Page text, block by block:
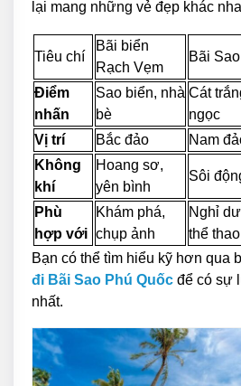
lại mang những vẻ đẹp khác
Tiêu chí
Bãi biển
Rạch Vẹm
Bãi Sao
Điểm
nhấn
Sao biển, nhà
bè
Cát
ngọc
Vị trí
Bắc đảo
Nam
Không
khí
Hoang sơ,
yên bình
Sôi
Phù
hợp với
Khám phá,
chụp ảnh
Nghỉ
thể
Bạn có thể tìm hiểu kỹ hơn qua
đi Bãi Sao Phú Quốc để có sự
nhất.